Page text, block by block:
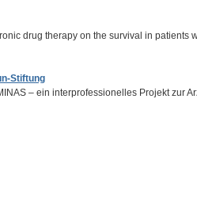
drug therapy on the survival in patients
Stiftung
– ein interprofessionelles Projekt zur